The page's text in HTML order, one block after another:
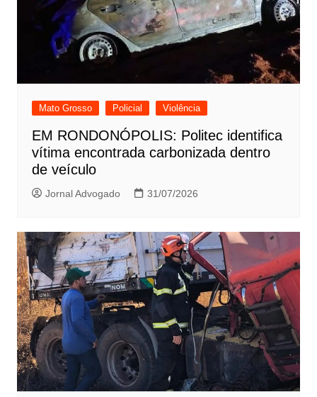
Mato Grosso Policial Violência
EM RONDONÓPOLIS: Politec identifica
vítima encontrada carbonizada dentro
de veículo
Jornal Advogado 31/07/2026